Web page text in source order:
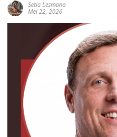
Setia Lesmana
Mei 22, 2026